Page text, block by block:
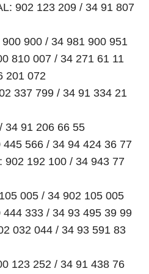
902 123 209 / 34 91 807
900 / 34 981 900 951
810 007 / 34 271 61 11
201 072
337 799 / 34 91 334 21
34 91 206 66 55
566 / 34 94 424 36 77
902 192 100 / 34 943 77
005 / 34 902 105 005
333 / 34 93 495 39 99
032 044 / 34 93 591 83
123 252 / 34 91 438 76